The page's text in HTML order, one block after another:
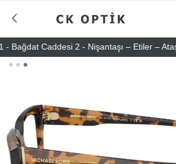
Caddesi 2 - Nişantaşı – Etiler – Ataşehir